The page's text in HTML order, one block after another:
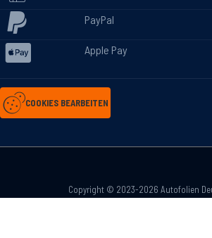
PayPal
Apple Pay
COOKIES BEARBEITEN
Copyright © 2023-2026 Autofolien